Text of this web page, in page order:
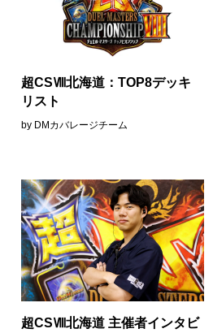
超CSⅧ北海道：TOP8デッキ
リスト
by DMカバレージチーム
超CSⅧ北海道 主催者インタビ